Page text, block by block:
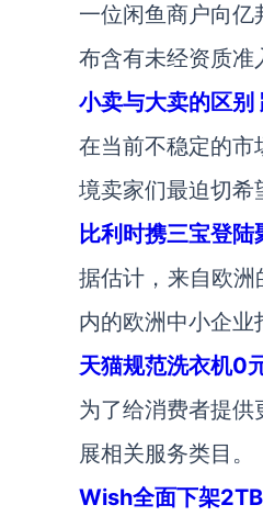
一位闲鱼商户向
布含有未经资质准
小卖与大卖的区别
在当前不稳定的市
境卖家们最迫切希
比利时携三宝登
据估计，来自欧
内的欧洲中小企业
天猫规范洗衣机0
为了给消费者提
展相关服务类目。
Wish全面下架